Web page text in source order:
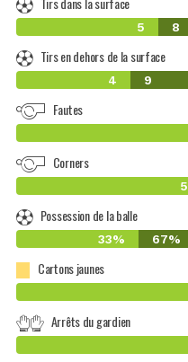
5 8
Tirs en dehors de la surface
4 9
Fautes
Corners
5
Possession de la balle
33% 67%
Cartons jaunes
Arrêts du gardien